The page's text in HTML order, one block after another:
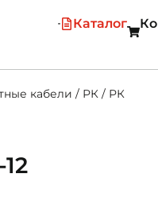
Каталог
кабели / РК / РК